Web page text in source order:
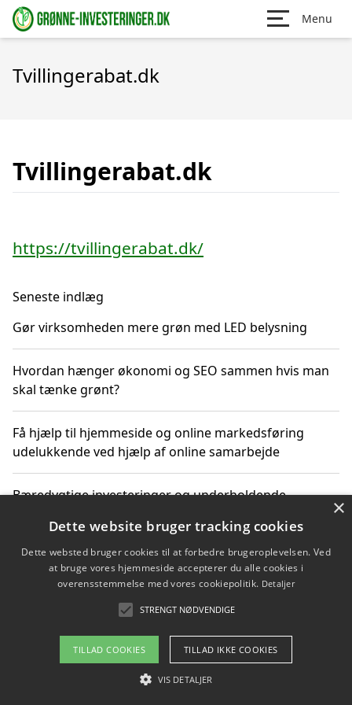
Menu
Tvillingerabat.dk
Tvillingerabat.dk
https://tvillingerabat.dk/
Seneste indlæg
Gør virksomheden mere grøn med LED belysning
Hvordan hænger økonomi og SEO sammen hvis man
skal tænke grønt?
Få hjælp til hjemmeside og online markedsføring
udelukkende ved hjælp af online samarbejde
Bæredygtige investeringer og underholdende
Sådan kan online møder for virksomheder fremme
grønne investeringer
Copyright 2026 - Pilanto Aps
Om / kontakt
×
Dette website bruger tracking cookies
Dette websted bruger cookies til at forbedre brugeroplevelsen. Ved
at bruge vores hjemmeside accepterer du alle cookies i
overensstemmelse med vores cookiepolitik. Detaljer
STRENGT NØDVENDIGE
TILLAD COOKIES TILLAD IKKE COOKIES
VIS DETALJER